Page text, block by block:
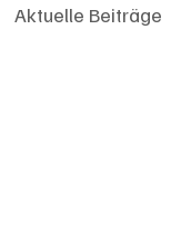
Aktuelle Beiträge